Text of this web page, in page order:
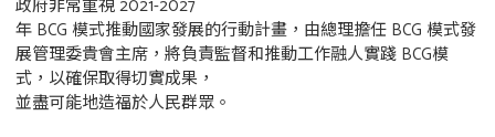
政府非常重視 2021-2027
年 BCG 模式推動國家發展的行動計畫，由總理擔任 BCG 模式發
展管理委貴會主席，將負責監督和推動工作融人實踐 BCG模
式，以確保取得切實成果，
並盡可能地造福於人民群眾。